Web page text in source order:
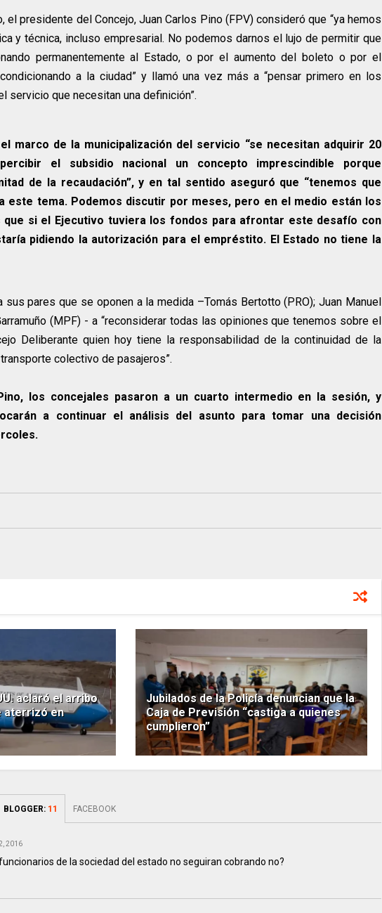
el presidente del Concejo, Juan Carlos Pino (FPV) consideró que “ya hemos
y técnica, incluso empresarial. No podemos darnos el lujo de permitir que
permanentemente al Estado, o por el aumento del boleto o por el
a la ciudad” y llamó una vez más a “pensar primero en los
servicio que necesitan una definición”.
marco de la municipalización del servicio “se necesitan adquirir 20
el subsidio nacional un concepto imprescindible porque
de la recaudación”, y en tal sentido aseguró que “tenemos que
este tema. Podemos discutir por meses, pero en el medio están los
que si el Ejecutivo tuviera los fondos para afrontar este desafío con
pidiendo la autorización para el empréstito. El Estado no tiene la
sus pares que se oponen a la medida –Tomás Bertotto (PRO); Juan Manuel
(MPF) - a “reconsiderar todas las opiniones que tenemos sobre el
Deliberante quien hoy tiene la responsabilidad de la continuidad de la
colectivo de pasajeros”.
los concejales pasaron a un cuarto intermedio en la sesión, y
a continuar el análisis del asunto para tomar una decisión
aclaró el arribo
aterrizó en
Jubilados de la Policía denuncian que la
Caja de Previsión “castiga a quienes
cumplieron”
BLOGGER: 11 FACEBOOK
2016
de la sociedad del estado no seguiran cobrando no?